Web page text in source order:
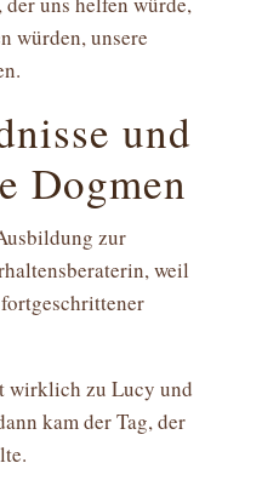
würden, unsere
und
Dogmen
zur
weil
wirklich zu Lucy und
kam der Tag, der